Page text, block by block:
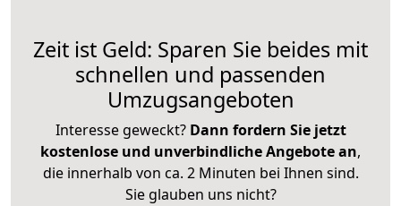
Zeit ist Geld: Sparen Sie beides mit
schnellen und passenden
Umzugsangeboten
Interesse geweckt? Dann fordern Sie jetzt
kostenlose und unverbindliche Angebote an,
die innerhalb von ca. 2 Minuten bei Ihnen sind.
Sie glauben uns nicht?